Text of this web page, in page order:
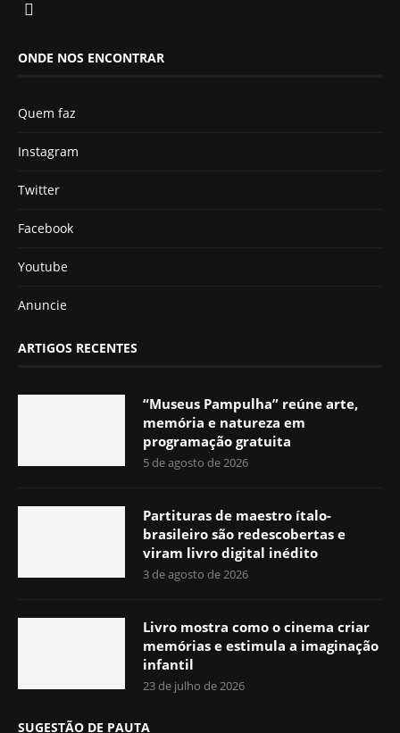
ONDE NOS ENCONTRAR
Quem faz
Instagram
Twitter
Facebook
Youtube
Anuncie
ARTIGOS RECENTES
“Museus Pampulha” reúne arte,
memória e natureza em
programação gratuita
5 de agosto de 2026
Partituras de maestro ítalo-
brasileiro são redescobertas e
viram livro digital inédito
3 de agosto de 2026
Livro mostra como o cinema criar
memórias e estimula a imaginação
infantil
23 de julho de 2026
SUGESTÃO DE PAUTA